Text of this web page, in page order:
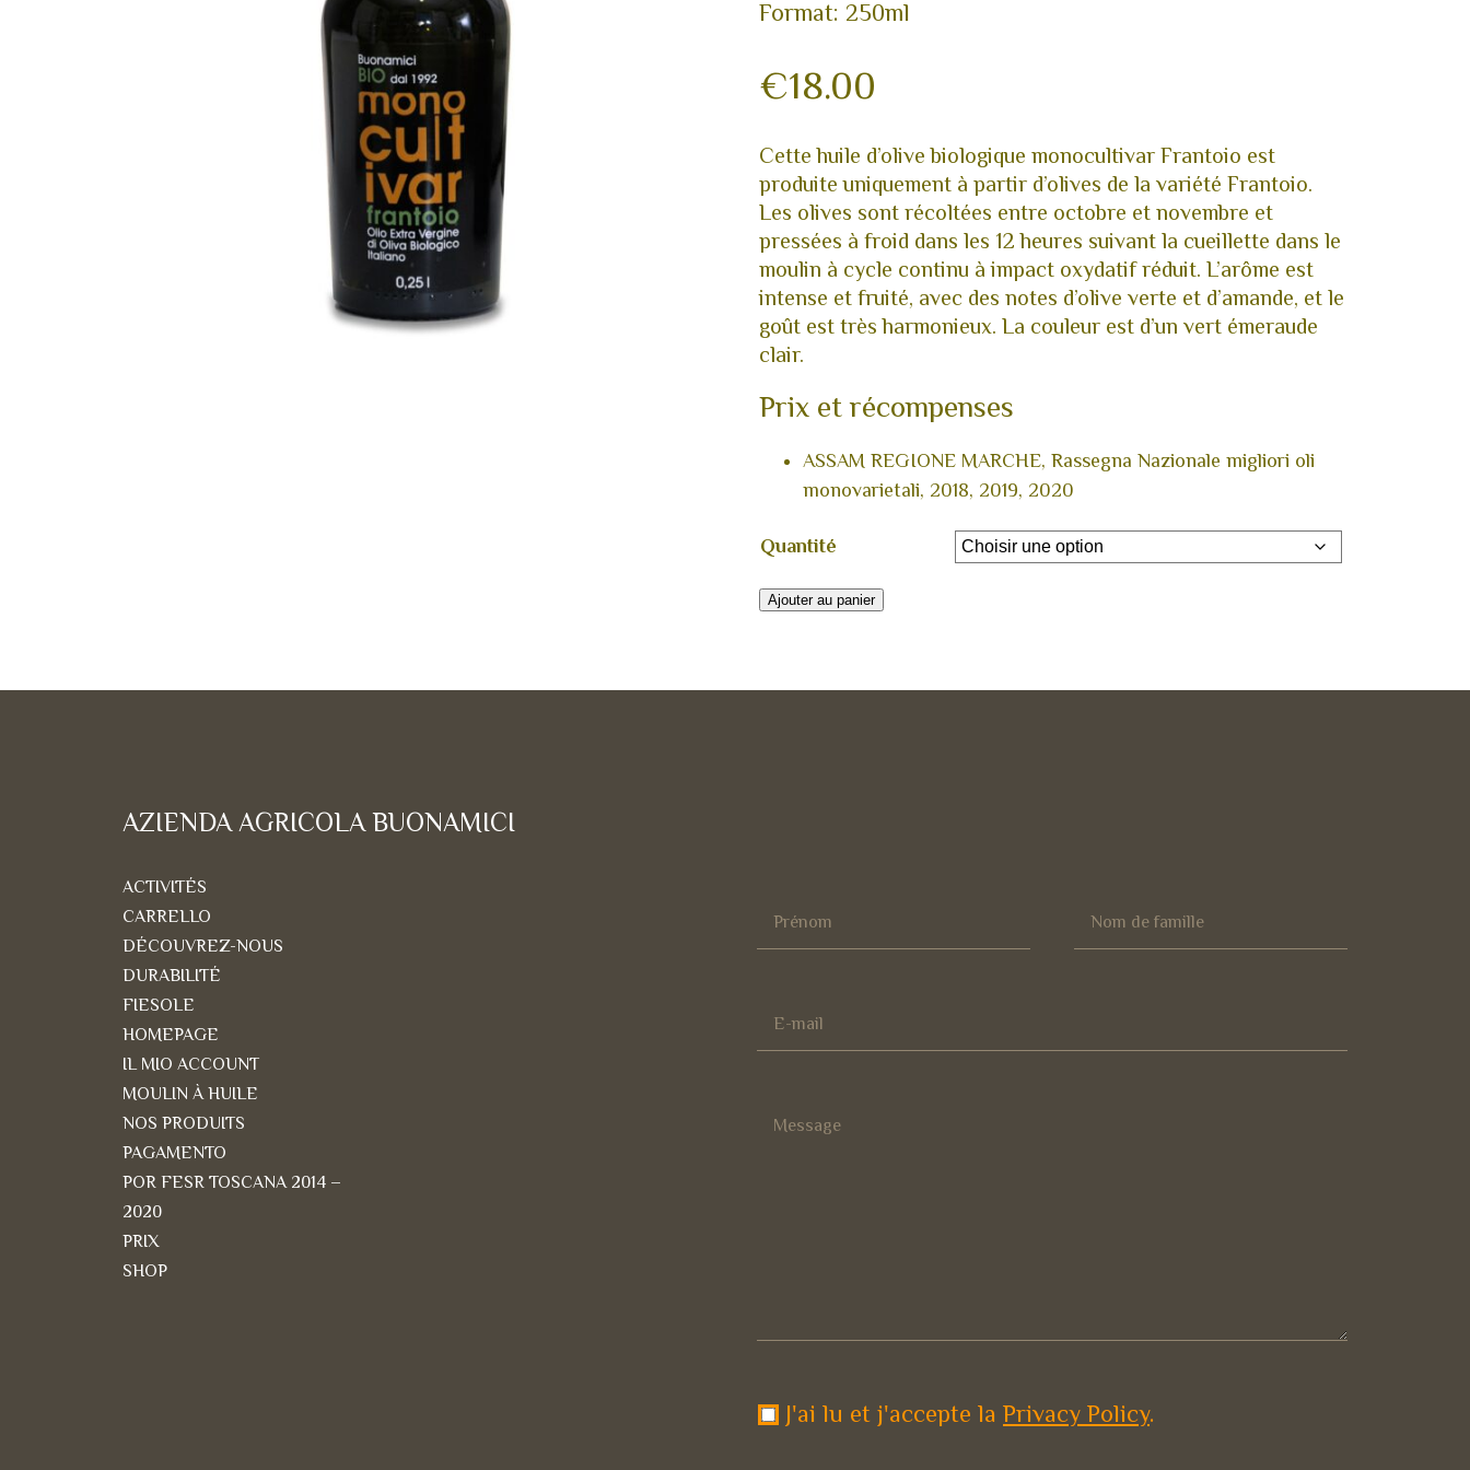
Format: 250ml
€18.00
Cette huile d’olive biologique monocultivar Frantoio est
produite uniquement à partir d’olives de la variété Frantoio.
Les olives sont récoltées entre octobre et novembre et
pressées à froid dans les 12 heures suivant la cueillette dans le
moulin à cycle continu à impact oxydatif réduit. L’arôme est
intense et fruité, avec des notes d’olive verte et d’amande, et le
goût est très harmonieux. La couleur est d’un vert émeraude
clair.
Prix et récompenses
ASSAM REGIONE MARCHE, Rassegna Nazionale migliori oli
monovarietali, 2018, 2019, 2020
Quantité
Ajouter au panier
AZIENDA AGRICOLA BUONAMICI
ACTIVITÉS
CARRELLO
DÉCOUVREZ-NOUS
DURABILITÉ
FIESOLE
HOMEPAGE
IL MIO ACCOUNT
MOULIN À HUILE
NOS PRODUITS
PAGAMENTO
POR FESR TOSCANA 2014 –
2020
PRIX
SHOP
J'ai lu et j'accepte la Privacy Policy.